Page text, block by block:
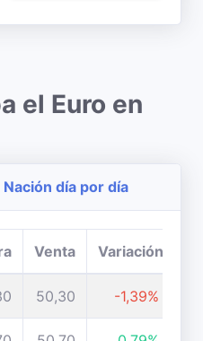
el Euro en
día por día
Venta Variación
50,30 -1,39%